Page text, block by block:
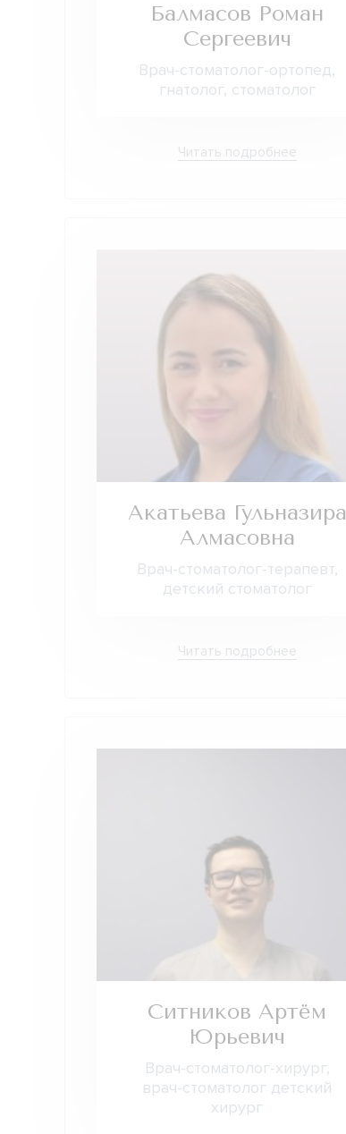
Балмасов Роман
Сергеевич
Врач-стоматолог-ортопед,
гнатолог, стоматолог
Читать подробнее
Акатьева Гульназира
Алмасовна
Врач-стоматолог-терапевт,
детский стоматолог
Читать подробнее
Ситников Артём
Юрьевич
Врач-стоматолог-хирург,
врач-стоматолог детский
хирург